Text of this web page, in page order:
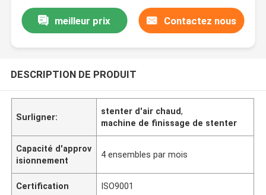
meilleur prix Contactez nous
DESCRIPTION DE PRODUIT
Surligner:
stenter d'air chaud,
machine de finissage de stenter
Capacité d'approv
isionnement
4 ensembles par mois
Certification ISO9001